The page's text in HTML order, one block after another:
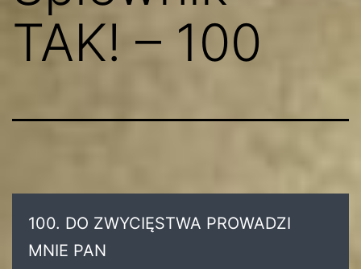
TAK! – 100
100. DO ZWYCIĘSTWA PROWADZI
MNIE PAN